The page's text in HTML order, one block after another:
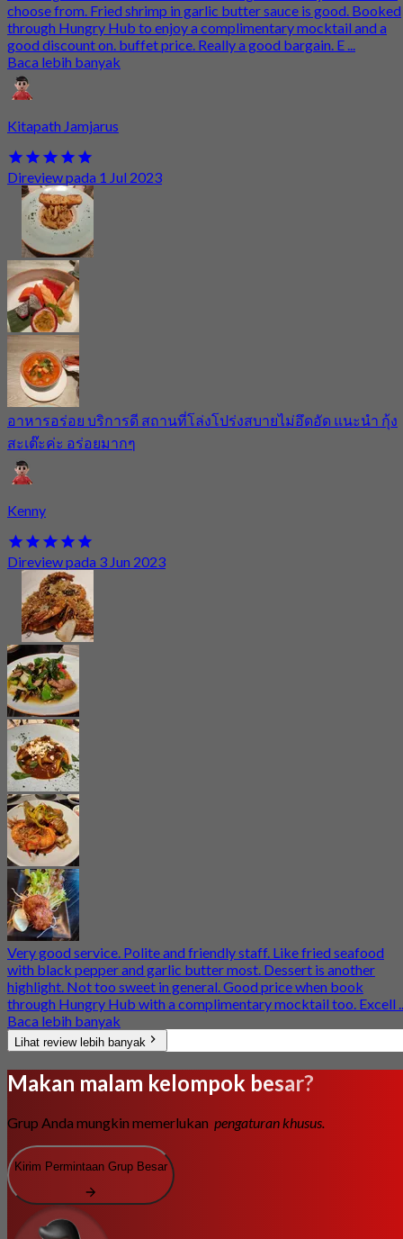
choose from. Fried shrimp in garlic butter sauce is good. Booked
through Hungry Hub to enjoy a complimentary mocktail and a
good discount on. buffet price. Really a good bargain. E ...
Baca lebih banyak
Kitapath Jamjarus
Direview pada 1 Jul 2023
อาหารอร่อย บริการดี สถานที่โล่งโปร่งสบายไม่อึดอัด แนะนำ กุ้ง
สะเต๊ะค่ะ อร่อยมากๆ
Kenny
Direview pada 3 Jun 2023
Very good service. Polite and friendly staff. Like fried seafood
with black pepper and garlic butter most. Dessert is another
highlight. Not too sweet in general. Good price when book
through Hungry Hub with a complimentary mocktail too. Excell
Baca lebih banyak
Lihat review lebih banyak
Makan malam kelompok besar?
Grup Anda mungkin memerlukan pengaturan khusus.
Kirim Permintaan Grup Besar